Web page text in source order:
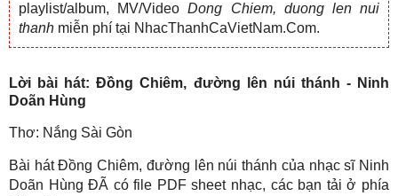
playlist/album, MV/VideoDong Chiem, duong len nui
thanh miễn phí tại NhacThanhCaVietNam.Com.
Lời bài hát: Đồng Chiêm, đường lên núi thánh - Ninh
Doãn Hùng
Thơ: Nắng Sài Gòn
Bài hát Đồng Chiêm, đường lên núi thánh của nhạc sĩ Ninh
Doãn Hùng ĐÃ có file PDF sheet nhạc, các bạn tải ở phía